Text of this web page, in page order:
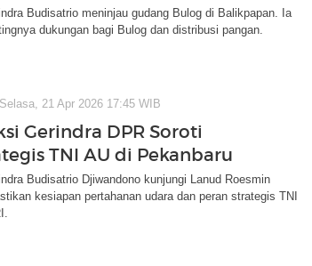
Budisatrio meninjau gudang Bulog di Balikpapan. Ia
dukungan bagi Bulog dan distribusi pangan.
Selasa, 21 Apr 2026 17:45 WIB
Gerindra DPR Soroti
TNI AU di Pekanbaru
Budisatrio Djiwandono kunjungi Lanud Roesmin
kesiapan pertahanan udara dan peran strategis TNI